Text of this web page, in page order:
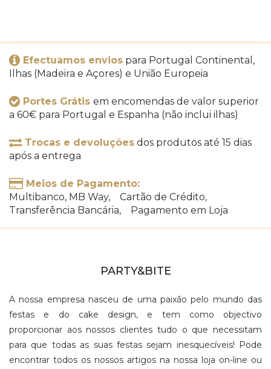
Efectuamos envios para Portugal Continental,
Ilhas (Madeira e Açores) e União Europeia
Portes Grátis em encomendas de valor superior
a 60€ para Portugal e Espanha (não inclui ilhas)
Trocas e devoluções dos produtos até 15 dias
após a entrega
Meios de Pagamento:
Multibanco, MB Way, Cartão de Crédito,
Transferência Bancária, Pagamento em Loja
PARTY&BITE
A nossa empresa nasceu de uma paixão pelo mundo das
festas e do cake design, e tem como objectivo
proporcionar aos nossos clientes tudo o que necessitam
para que todas as suas festas sejam inesquecíveis! Pode
encontrar todos os nossos artigos na nossa loja on-line ou